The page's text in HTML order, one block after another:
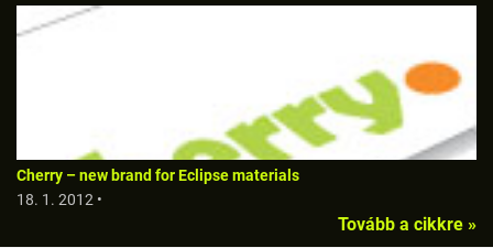
Cherry – new brand for Eclipse materials
18. 1. 2012 •
Tovább a cikkre »